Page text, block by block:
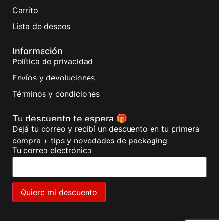
Carrito
Lista de deseos
Información
Política de privacidad
Envíos y devoluciones
Términos y condiciones
Tu descuento te espera 🎁
Dejá tu correo y recibí un descuento en tu primera
compra + tips y novedades de packaging
Tu correo electrónico